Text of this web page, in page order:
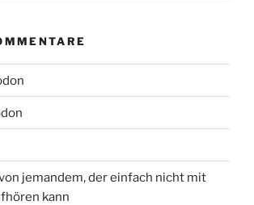
jemandem, der einfach nicht mit
kann